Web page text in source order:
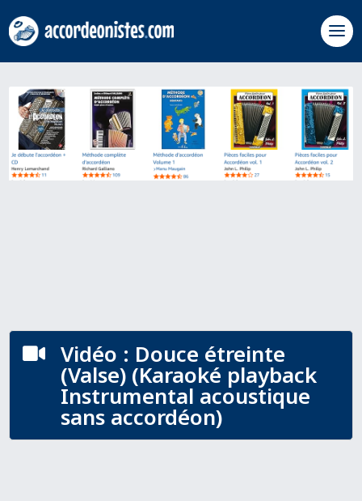
 Vidéo : Douce étreinte
(Valse) (Karaoké playback
Instrumental acoustique
sans accordéon)